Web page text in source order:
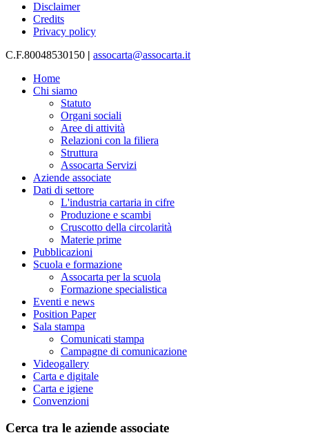
Disclaimer
Credits
Privacy policy
C.F.80048530150 | assocarta@assocarta.it
Home
Chi siamo
Statuto
Organi sociali
Aree di attività
Relazioni con la filiera
Struttura
Assocarta Servizi
Aziende associate
Dati di settore
L'industria cartaria in cifre
Produzione e scambi
Cruscotto della circolarità
Materie prime
Pubblicazioni
Scuola e formazione
Assocarta per la scuola
Formazione specialistica
Eventi e news
Position Paper
Sala stampa
Comunicati stampa
Campagne di comunicazione
Videogallery
Carta e digitale
Carta e igiene
Convenzioni
Cerca tra le aziende associate